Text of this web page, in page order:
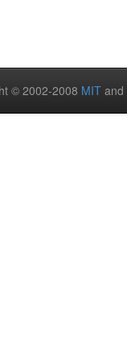
© 2002-2008 MIT and